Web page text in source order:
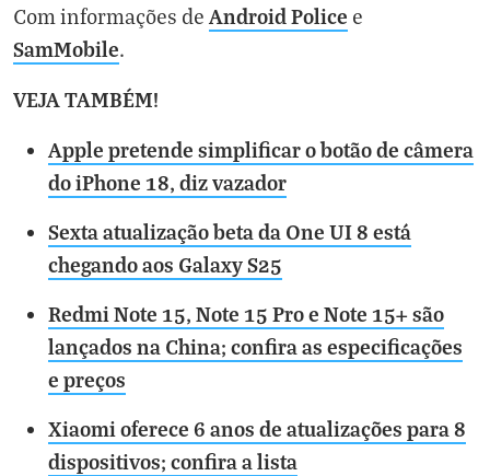
Com informações de Android Police e
SamMobile.
VEJA TAMBÉM!
Apple pretende simplificar o botão de câmera
do iPhone 18, diz vazador
Sexta atualização beta da One UI 8 está
chegando aos Galaxy S25
Redmi Note 15, Note 15 Pro e Note 15+ são
lançados na China; confira as especificações
e preços
Xiaomi oferece 6 anos de atualizações para 8
dispositivos; confira a lista